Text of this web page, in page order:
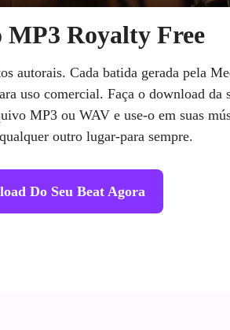
MP3 Royalty Free
autorais. Cada batida gerada pela
uso comercial. Faça o download da
MP3 ou WAV e use-o em suas
outro lugar-para sempre.
Do Seu Beat Agora